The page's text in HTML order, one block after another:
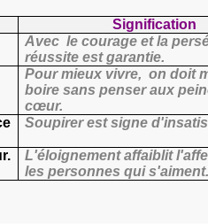
Signification
Avec le courage et la
réussite est garantie.
Pour mieux vivre, on doit
boire sans penser aux
cœur.
Soupirer est signe d'
L'éloignement affaiblit
les personnes qui